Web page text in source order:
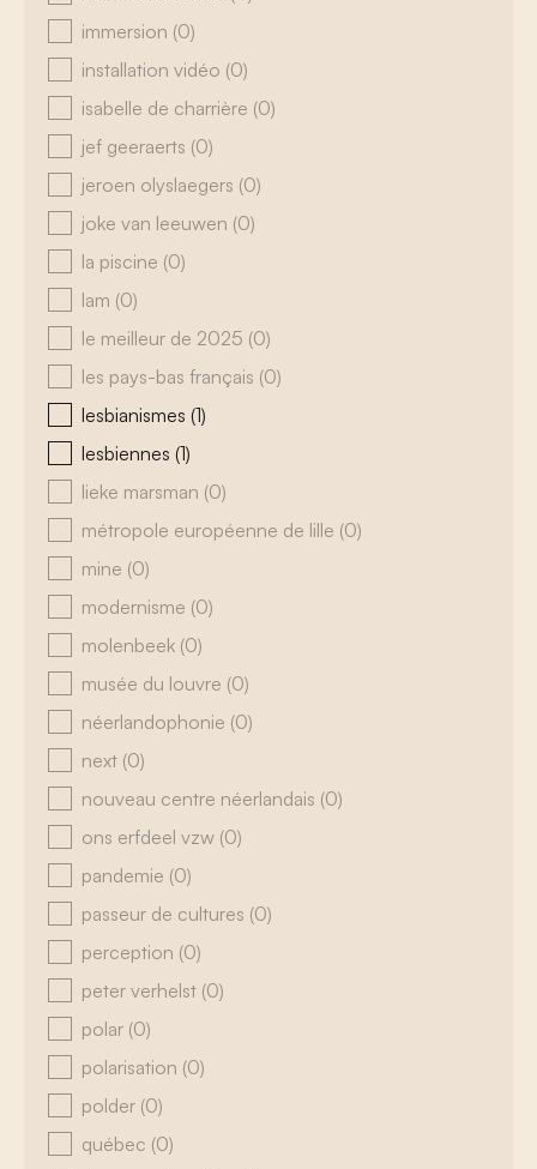
immersion (0)
installation vidéo (0)
isabelle de charrière (0)
jef geeraerts (0)
jeroen olyslaegers (0)
joke van leeuwen (0)
la piscine (0)
lam (0)
le meilleur de 2025 (0)
les pays-bas français (0)
lesbianismes (1)
lesbiennes (1)
lieke marsman (0)
métropole européenne de lille (0)
mine (0)
modernisme (0)
molenbeek (0)
musée du louvre (0)
néerlandophonie (0)
next (0)
nouveau centre néerlandais (0)
ons erfdeel vzw (0)
pandemie (0)
passeur de cultures (0)
perception (0)
peter verhelst (0)
polar (0)
polarisation (0)
polder (0)
québec (0)